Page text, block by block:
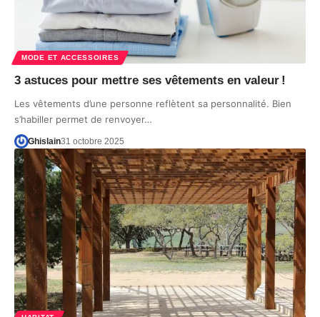
MODE ET ACCESSOIRES
3 astuces pour mettre ses vêtements en valeur !
Les vêtements d’une personne reflètent sa personnalité. Bien
s’habiller permet de renvoyer…
Ghislain31 octobre 2025